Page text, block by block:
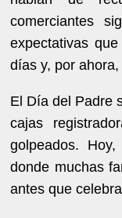
comerciantes
expectativas
días y, por
El Día del Padre
cajas
golpeados.
donde muchas
antes que